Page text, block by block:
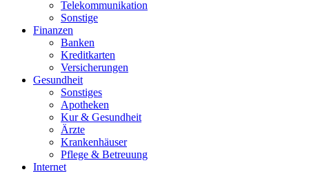
Telekommunikation
Sonstige
Finanzen
Banken
Kreditkarten
Versicherungen
Gesundheit
Sonstiges
Apotheken
Kur & Gesundheit
Ärzte
Krankenhäuser
Pflege & Betreuung
Internet